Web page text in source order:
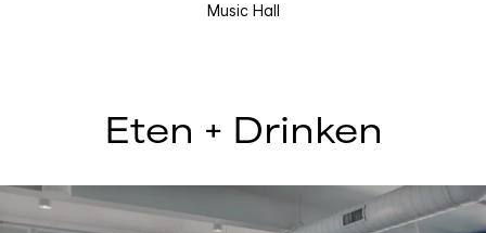
Music Hall
Eten + Drinken